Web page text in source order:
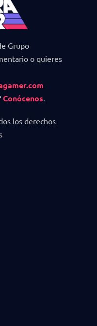
Grupo
o quieres
Conócenos.
los derechos